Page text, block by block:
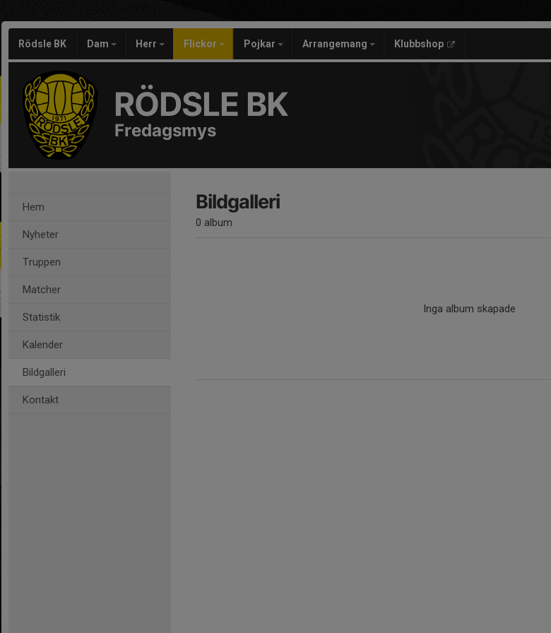
Rödsle BK Dam Herr Flickor Pojkar Arrangemang Klubbshop
RÖDSLE BK
Fredagsmys
Hem
Nyheter
Truppen
Matcher
Statistik
Kalender
Bildgalleri
Kontakt
Bildgalleri
0 album
Inga album skapade